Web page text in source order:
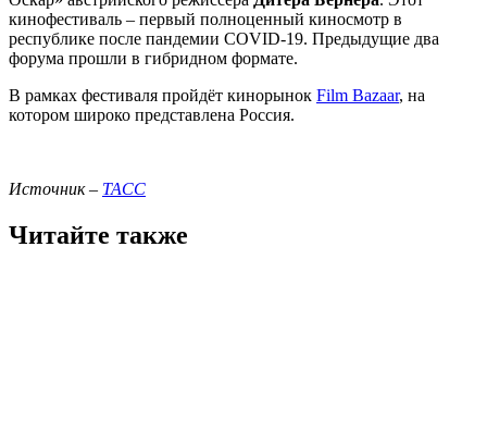
кинофестиваль – первый полноценный киносмотр в
республике после пандемии COVID-19. Предыдущие два
форума прошли в гибридном формате.
В рамках фестиваля пройдёт кинорынок Film Bazaar, на
котором широко представлена Россия.
Источник – ТАСС
Читайте также